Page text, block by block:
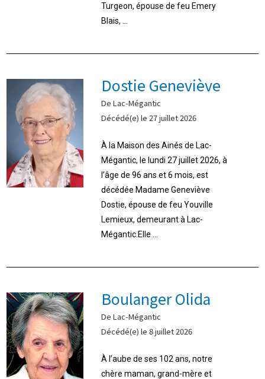
Turgeon, épouse de feu Emery
Blais, ...
Dostie Geneviève
De Lac-Mégantic
Décédé(e) le 27 juillet 2026
À la Maison des Ainés de Lac-
Mégantic, le lundi 27 juillet 2026, à
l’âge de 96 ans et 6 mois, est
décédée Madame Geneviève
Dostie, épouse de feu Youville
Lemieux, demeurant à Lac-
Mégantic.Elle ...
Boulanger Olida
De Lac-Mégantic
Décédé(e) le 8 juillet 2026
À l’aube de ses 102 ans, notre
chère maman, grand-mère et